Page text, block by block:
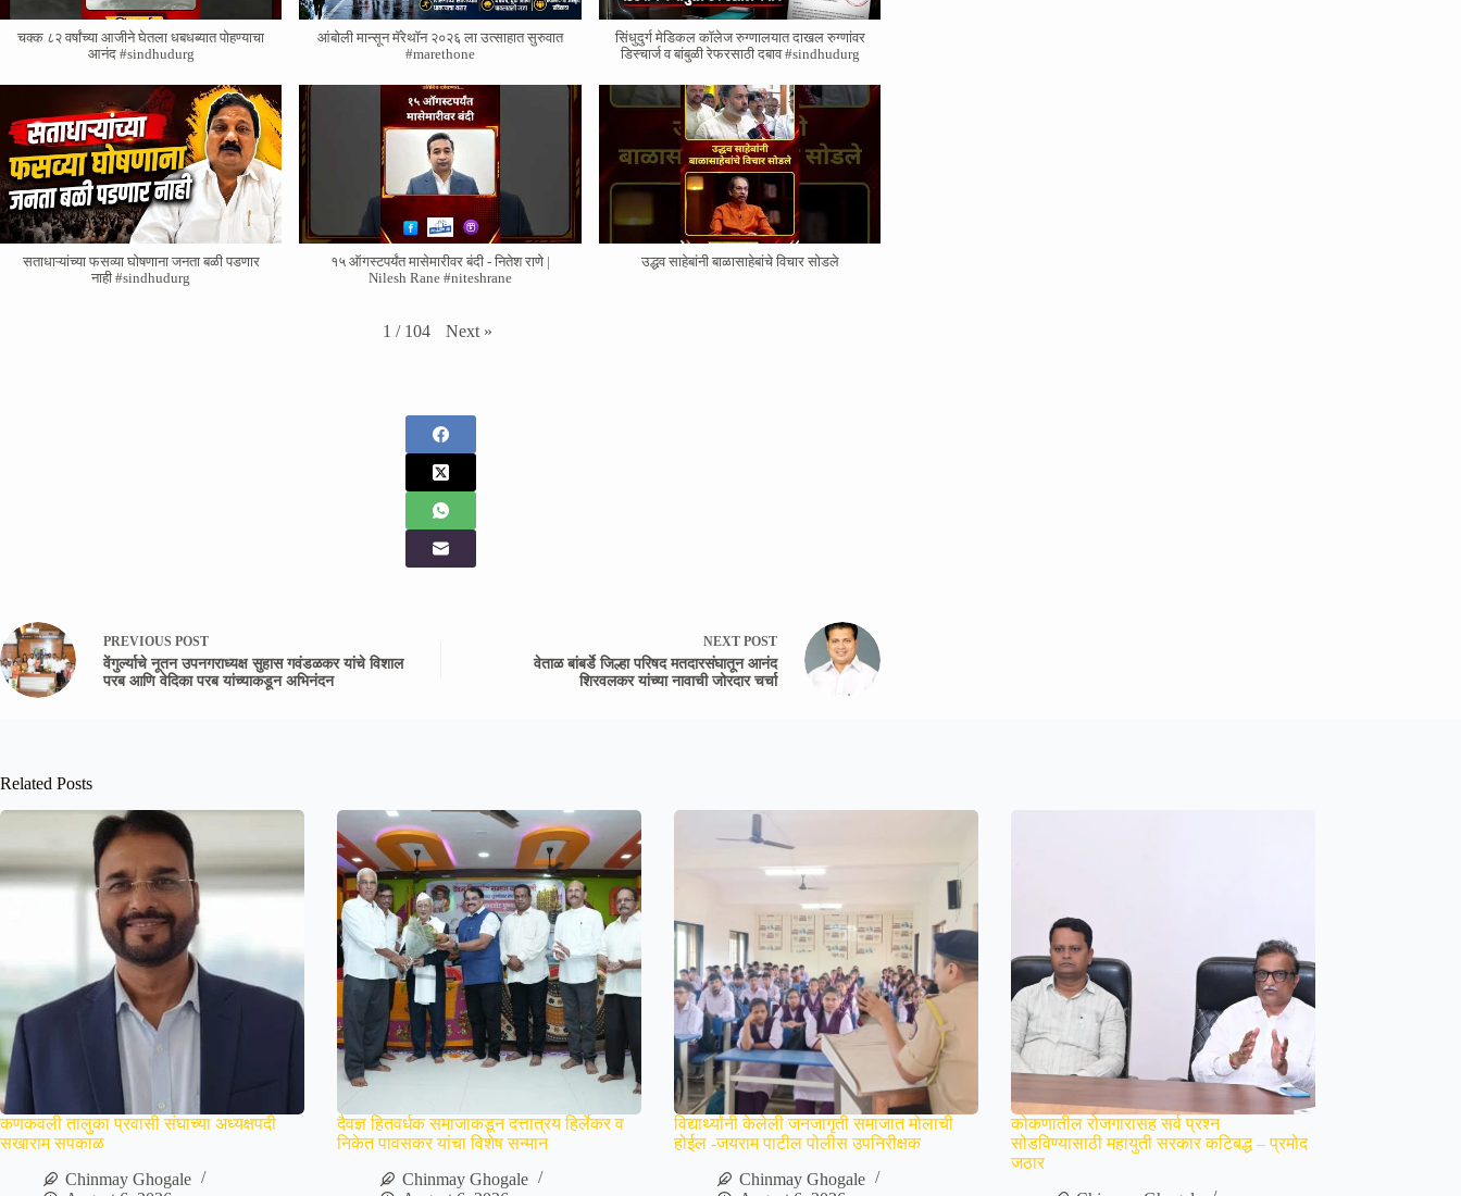
चक्क ८२ वर्षांच्या आजीने घेतला धबधब्यात पोहण्याचा
आनंद #sindhudurg
आंबोली मान्सून मॅरेथॉन २०२६ ला उत्साहात सुरुवात
#marethone
सिंधुदुर्ग मेडिकल कॉलेज रुग्णालयात दाखल रुग्णांवर
डिस्चार्ज व बांबुळी रेफरसाठी दबाव #sindhudurg
सताधाऱ्यांच्या फसव्या घोषणाना जनता बळी पडणार
नाही #sindhudurg
१५ ऑगस्टपर्यंत मासेमारीवर बंदी - नितेश राणे |
Nilesh Rane #niteshrane
उद्धव साहेबांनी बाळासाहेबांचे विचार सोडले
1 / 104 Next »
PREVIOUS POST
वेंगुर्ल्याचे नूतन उपनगराध्यक्ष सुहास गवंडळकर यांचे विशाल
परब आणि वेदिका परब यांच्याकडून अभिनंदन
NEXTPOST
वेताळ बांबर्डे जिल्हा परिषद मतदारसंघातून आनंद
शिरवलकर यांच्या नावाची जोरदार चर्चा
Related Posts
कणकवली तालुका प्रवासी संघाच्या अध्यक्षपदी
सखाराम सपकाळ
Chinmay Ghogale
दैवज्ञ हितवर्धक समाजाकडून दत्तात्रय हिर्लेकर व
निकेत पावसकर यांचा विशेष सन्मान
Chinmay Ghogale
विद्यार्थ्यांनी केलेली जनजागृती समाजात मोलाची
होईल -जयराम पाटील पोलीस उपनिरीक्षक
Chinmay Ghogale
कोकणातील रोजगारासह सर्व प्रश्न
सोडविण्यासाठी महायुती सरकार कटिबद्ध – प्रमोद
जठार